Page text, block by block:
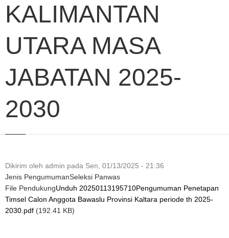
KALIMANTAN
UTARA MASA
JABATAN 2025-
2030
Dikirim oleh admin pada Sen, 01/13/2025 - 21:36
Jenis PengumumanSeleksi Panwas
File PendukungUnduh 20250113195710Pengumuman Penetapan
Timsel Calon Anggota Bawaslu Provinsi Kaltara periode th 2025-
2030.pdf (192.41 KB)